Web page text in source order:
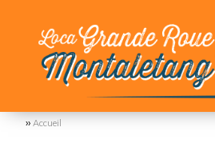
›› Accueil